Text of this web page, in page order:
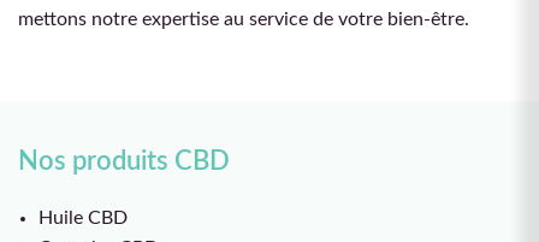
mettons notre expertise au service de votre bien-être.
Nos produits CBD
Huile CBD